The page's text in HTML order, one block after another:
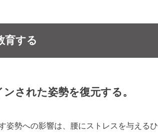
育する
された姿勢を復元する。
姿勢への影響は、腰にストレスを与えるひ